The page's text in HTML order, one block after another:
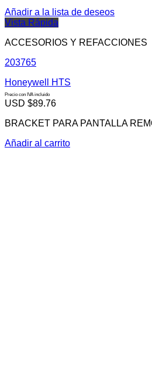
Añadir a la lista de deseos
Vista Rápida
ACCESORIOS Y REFACCIONES
203765
Honeywell HTS
Precio con IVA incluido
USD $89.76
BRACKET PARA PANTALLA
Añadir al carrito